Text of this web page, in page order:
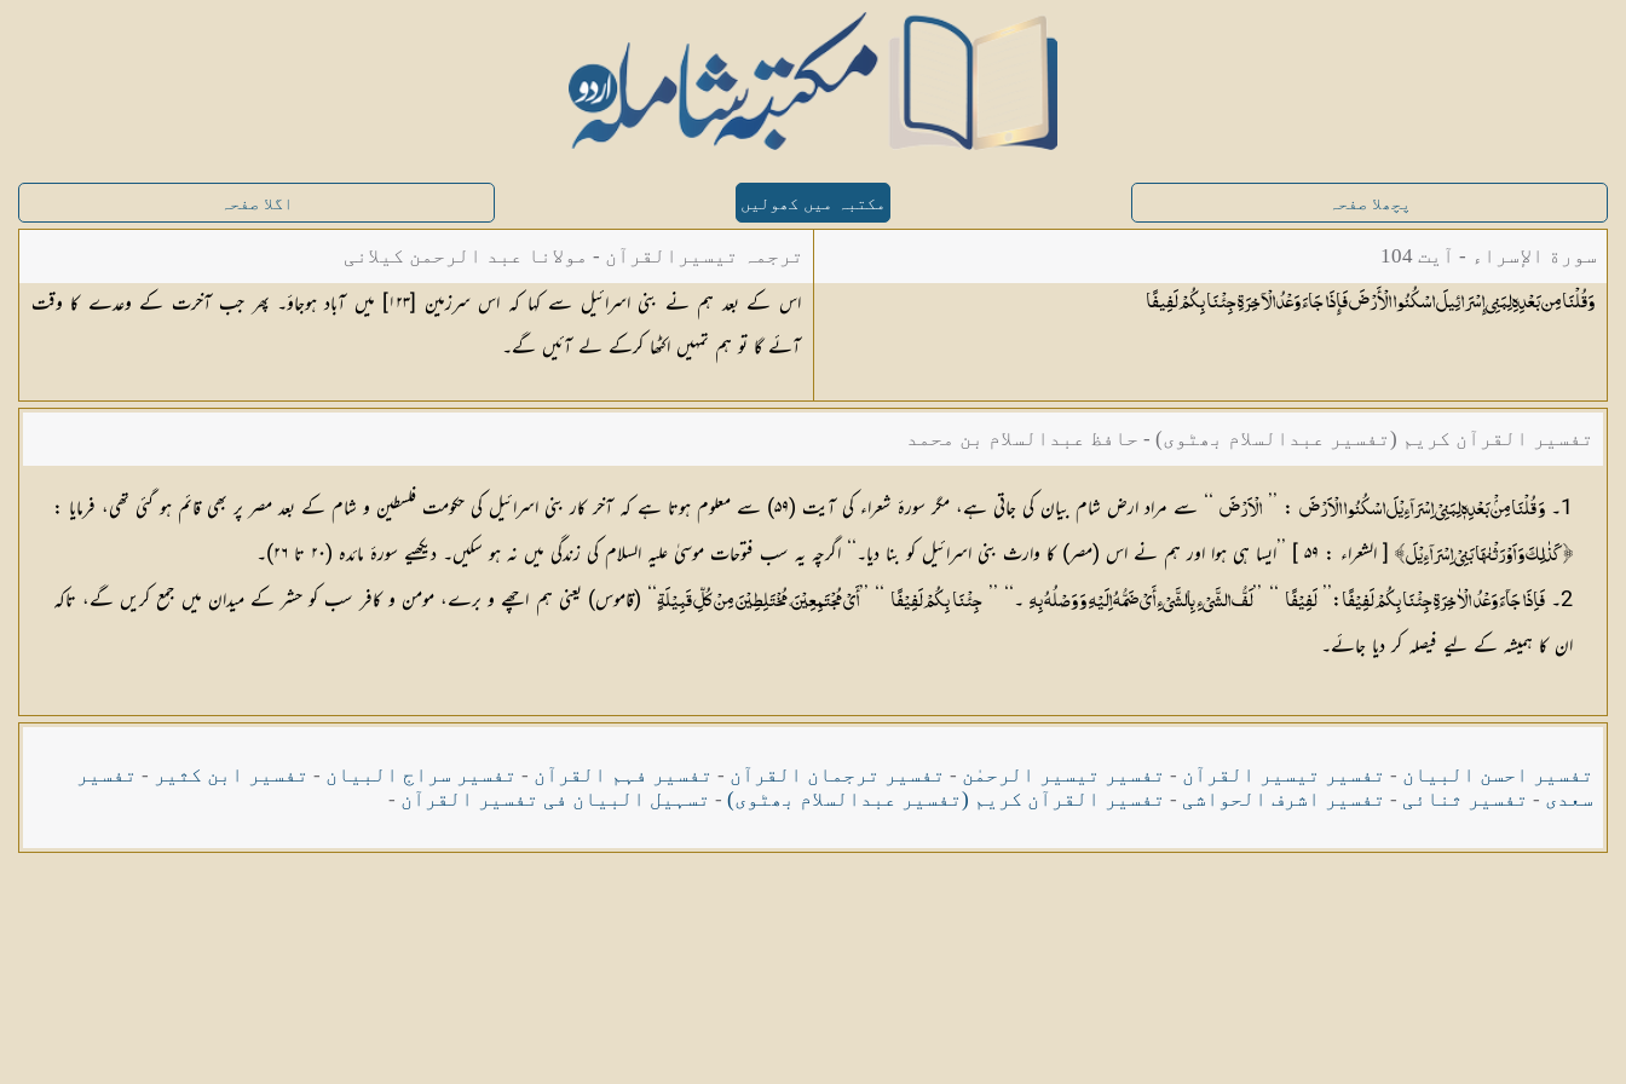
پچھلا صفحہ مکتبہ میں کھولیں اگلا صفحہ
سورة الإسراء - آیت 104
وَقُلْنَا مِن بَعْدِهِ لِبَنِي إِسْرَائِيلَ اسْكُنُوا الْأَرْضَ فَإِذَا جَاءَ وَعْدُ الْآخِرَةِ جِئْنَا بِكُمْلَفِيفًا
ترجمہ تیسیرالقرآن - مولانا عبد الرحمن کیلانی
اس کے بعد ہم نے بنی اسرائیل سے کہا کہ اس سرزمین [١٢٣] میں آباد ہوجاؤ۔ پھر جب آخرت کے وعدے کا وقت
آئے گا تو ہم تمہیں اکٹھا کرکے لے آئیں گے۔
تفسیر القرآن کریم (تفسیر عبدالسلام بھٹوی) - حافظ عبدالسلام بن محمد
1۔ وَ قُلْنَا مِنْۢ بَعْدِهٖ لِبَنِيْ اِسْرَآءِيْلَ اسْكُنُوا الْاَرْضَ : ’’ الْاَرْضَ ‘‘ سے مراد ارض شام بیان کی جاتی ہے، مگر سورۂ شعراء کی آیت (۵۹) سے معلوم ہوتا ہے کہ آخر کار بنی اسرائیل کی حکومت فلسطین و شام کے بعد مصر پر بھی قائم ہو گئی تھی، فرمایا :
﴿كَذٰلِكَ وَ اَوْرَثْنٰهَا بَنِيْ اِسْرَآءِيْلَ ﴾ [ الشعراء : ۵۹ ] ’’ایسا ہی ہوا اور ہم نے اس (مصر) کا وارث بنی اسرائیل کو بنا دیا۔‘‘ اگرچہ یہ سب فتوحات موسیٰ علیہ السلام کی زندگی میں نہ ہو سکیں۔ دیکھیے سورۂ مائدہ (۲۰ تا ۲۶)۔
2۔
فَاِذَا جَآءَ وَعْدُ الْاٰخِرَةِ جِئْنَا بِكُمْ لَفِيْفًا :’’لَفِيْفًا ‘‘ ’’لَفُّ الشَّيْءِ بِالشَّيْءِ أَيْ ضَمُّهُ اِلَيْهِ وَ وَصْلُهُ بِهِ۔‘‘ ’’جِئْنَا بِكُمْ لَفِيْفًا ‘‘ ’’أَيْ مُجْتَمِعِيْنَ، مُخْتَلِطِيْنَ مِنْ كُلِّ قَبِيْلَةٍ‘‘ (قاموس) یعنی ہم اچھے و برے، مومن و کافر سب کو حشر کے میدان میں جمع کریں گے، تاکہ
ان کا ہمیشہ کے لیے فیصلہ کر دیا جائے۔
تفسیر احسن البیان - تفسیر تیسیر القرآن - تفسیر تیسیر الرحمٰن - تفسیر ترجمان القرآن - تفسیر فہم القرآن - تفسیر سراج البیان - تفسیر ابن کثیر - تفسیر
سعدی - تفسیر ثنائی - تفسیر اشرف الحواشی - تفسیر القرآن کریم (تفسیر عبدالسلام بھٹوی) - تسہیل البیان فی تفسیر القرآن -